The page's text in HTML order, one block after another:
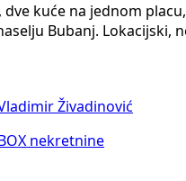
kuće na jednom
Bubanj. Lokacijski,
Živadinović
BOX nekretnine